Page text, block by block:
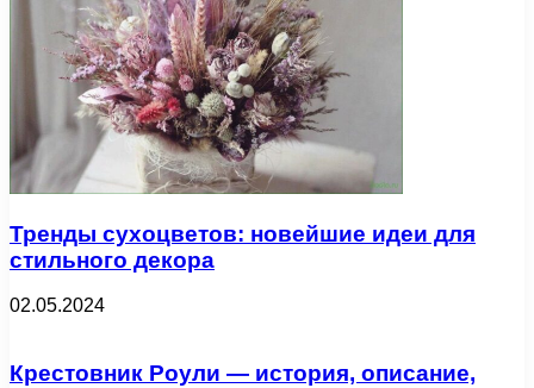
Тренды сухоцветов: новейшие идеи для
стильного декора
02.05.2024
Крестовник Роули — история, описание,